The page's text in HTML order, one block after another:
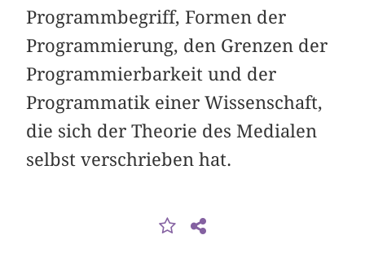
Programmbegriff, Formen der
Programmierung, den Grenzen der
Programmierbarkeit und der
Programmatik einer Wissenschaft,
die sich der Theorie des Medialen
selbst verschrieben hat.